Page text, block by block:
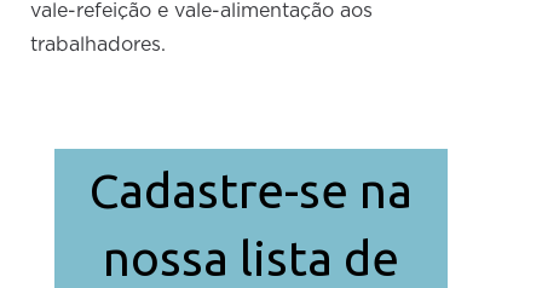
vale-refeição e vale-alimentação aos
trabalhadores.
Cadastre-se na
nossa lista de